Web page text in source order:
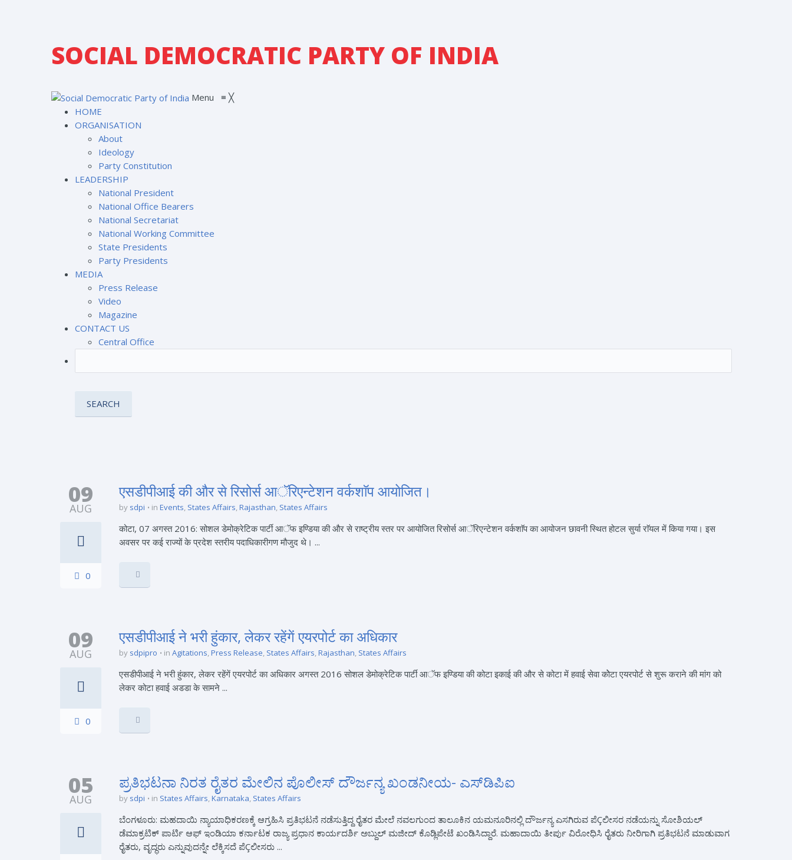
SOCIAL DEMOCRATIC PARTY OF INDIA
Menu ≡ ╳
HOME
ORGANISATION
About
Ideology
Party Constitution
LEADERSHIP
National President
National Office Bearers
National Secretariat
National Working Committee
State Presidents
Party Presidents
MEDIA
Press Release
Video
Magazine
CONTACT US
Central Office
09
AUG
0
एसडीपीआई की और से रिसोर्स आॅरिएन्टेशन वर्कशाॅप आयोजित।
by sdpi in Events, States Affairs,Rajasthan, States Affairs
कोटा, 07 अगस्त 2016: सोशल डेमोक्रेटिक पार्टी आॅफ इण्डिया की और से राष्ट्रीय स्तर पर आयोजित रिसोर्स आॅरिएन्टेशन वर्कशाॅप का आयोजन छावनी स्थित होटल सुर्या राॅयल में किया गया। इस
अवसर पर कई राज्यों के प्रदेश स्तरीय पदाधिकारीगण मौजुद थे। ...
09
AUG
0
एसडीपीआई ने भरी हुंकार, लेकर रहेंगें एयरपोर्ट का अधिकार
by sdpipro in Agitations,Press Release, States Affairs,Rajasthan, States Affairs
एसडीपीआई ने भरी हुंकार, लेकर रहेंगें एयरपोर्ट का अधिकार अगस्त 2016 सोशल डेमोक्रेटिक पार्टी आॅफ इण्डिया की कोटा इकाई की और से कोटा में हवाई सेवा कोेटा एयरपोर्ट से शुरू कराने की मांग को
लेकर कोटा हवाई अडडा के सामने ...
05
AUG
ಪ್ರತಿಭಟನಾ ನಿರತ ರೈತರ ಮೇಲಿನ ಪೊಲೀಸ್ ದೌರ್ಜನ್ಯ ಖಂಡನೀಯ- ಎಸ್‍ಡಿಪಿಐ
by sdpi in States Affairs,Karnataka, States Affairs
ಬೆಂಗಳೂರು: ಮಹದಾಯಿ ನ್ಯಾಯಾಧಿಕರಣಕ್ಕೆ ಆಗ್ರಹಿಸಿ ಪ್ರತಿಭಟನೆ ನಡೆಸುತ್ತಿದ್ದ ರೈತರ ಮೇಲೆ ನವಲಗುಂದ ತಾಲೂಕಿನ ಯಮನೂರಿನಲ್ಲಿ ದೌರ್ಜನ್ಯ ಎಸಗಿರುವ ಪೆÇಲೀಸರ ನಡೆಯನ್ನು ಸೋಶಿಯಲ್
ಡೆಮಾಕ್ರಟಿಕ್ ಪಾರ್ಟಿ ಆಫ್ ಇಂಡಿಯಾ ಕರ್ನಾಟಕ ರಾಜ್ಯ ಪ್ರಧಾನ ಕಾರ್ಯದರ್ಶಿ ಅಬ್ದುಲ್ ಮಜೀದ್ ಕೊಡ್ಲಿಪೇಟೆ ಖಂಡಿಸಿದ್ದಾರೆ. ಮಹಾದಾಯಿ ತೀರ್ಪು ವಿರೋಧಿಸಿ ರೈತರು ನೀರಿಗಾಗಿ ಪ್ರತಿಭಟನೆ ಮಾಡುವಾಗ
ರೈತರು, ವೃದ್ಧರು ಎನ್ನುವುದನ್ನೇ ಲೆಕ್ಕಿಸದೆ ಪೆÇಲೀಸರು ...